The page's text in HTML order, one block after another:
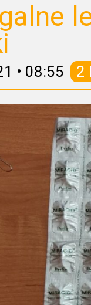
• 08:55 2